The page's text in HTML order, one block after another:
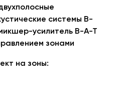
системы B-
усилитель B-A-T
зонами
на зоны: